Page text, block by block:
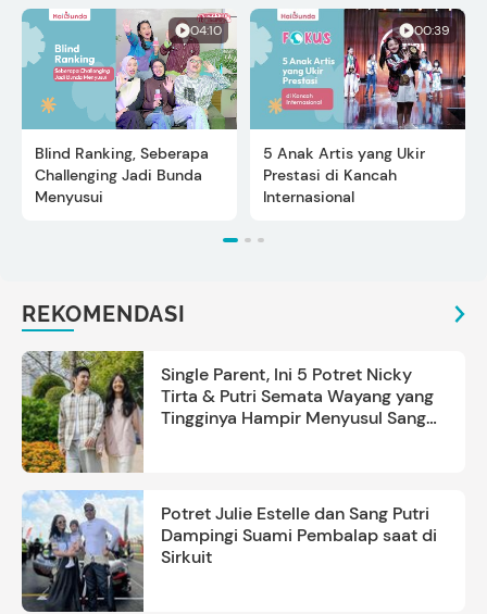
04:10
Blind Ranking, Seberapa
Challenging Jadi Bunda
Menyusui
00:39
5 Anak Artis yang Ukir
Prestasi di Kancah
Internasional
REKOMENDASI
Single Parent, Ini 5 Potret Nicky
Tirta & Putri Semata Wayang yang
Tingginya Hampir Menyusul Sang
Potret Julie Estelle dan Sang Putri
Dampingi Suami Pembalap saat di
Sirkuit